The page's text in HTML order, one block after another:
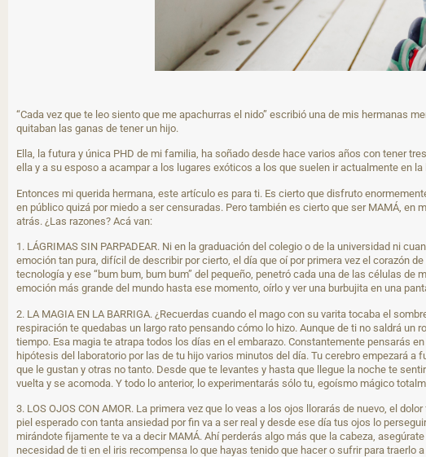
“Cada vez que te leo siento que me apachurras el nido” escribió una de mis hermanas
quitaban las ganas de tener un hijo.
Ella, la futura y única PHD de mi familia, ha soñado desde hace varios años con tener
ella y a su esposo a acampar a los lugares exóticos a los que suelen ir actualmente en
Entonces mi querida hermana, este artículo es para ti. Es cierto que disfruto
en público quizá por miedo a ser censuradas. Pero también es cierto que ser MAMÁ,
atrás. ¿Las razones? Acá van:
1. LÁGRIMAS SIN PARPADEAR. Ni en la graduación del colegio o de la universidad ni
emoción tan pura, difícil de describir por cierto, el día que oí por primera vez el corazón
tecnología y ese “bum bum, bum bum” del pequeño, penetró cada una de las células
emoción más grande del mundo hasta ese momento, oírlo y ver una burbujita en una
2. LA MAGIA EN LA BARRIGA. ¿Recuerdas cuando el mago con su varita tocaba el
respiración te quedabas un largo rato pensando cómo lo hizo. Aunque de ti no saldrá
tiempo. Esa magia te atrapa todos los días en el embarazo. Constantemente pensarás
hipótesis del laboratorio por las de tu hijo varios minutos del día. Tu cerebro empezará
que le gustan y otras no tanto. Desde que te levantes y hasta que llegue la noche te
vuelta y se acomoda. Y todo lo anterior, lo experimentarás sólo tu, egoísmo mágico
3. LOS OJOS CON AMOR. La primera vez que lo veas a los ojos llorarás de nuevo, el
piel esperado con tanta ansiedad por fin va a ser real y desde ese día tus ojos lo
mirándote fijamente te va a decir MAMÁ. Ahí perderás algo más que la cabeza,
necesidad de ti en el iris recompensa lo que hayas tenido que hacer o sufrir para traerlo